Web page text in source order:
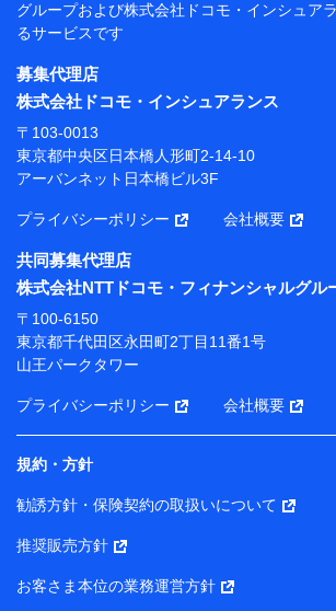
当社
株式会社NTTドコモ・フィナンシャルグ
【利用目的】
当社または株式会社NTTドコモ・フィナ
プが提供する保険関連サービスにおける
付および管理のため
当社または株式会社NTTドコモ・フィナ
携会社の保険その他に関する情報を提供
維持管理等の委託業務遂行のため、また
関連する当社または株式会社NTTドコモ
ルグループおよび提携会社のサービスを
ため
（各サービスで取得したサービス利用履
トの閲覧履歴、購買履歴、ご契約内容等
ータを分析して、お客さまの趣味・嗜好
サービス・商品等に関するご提案や広告
ことがあります。）
各種セミナーの開催のため
コンサルティングサービスの実施のため
アンケートやキャンペーン等の実施のた
上記に係る案内・手続き・管理等付帯業
所・代表者名】
グループおよび株式会社ドコモ・インシュア
るサービスです
募集代理店
株式会社ドコモ・インシュアランス
〒103-0013
東京都中央区日本橋人形町2-14-10
アーバンネット日本橋ビル3F
プライバシーポリシー 会社概要
共同募集代理店
株式会社NTTドコモ・フィナンシャルグル
〒100-6150
東京都千代田区永田町2丁目11番1号
山王パークタワー
プライバシーポリシー 会社概要
規約・方針
勧誘方針・保険契約の取扱いについて
推奨販売方針
お客さま本位の業務運営方針